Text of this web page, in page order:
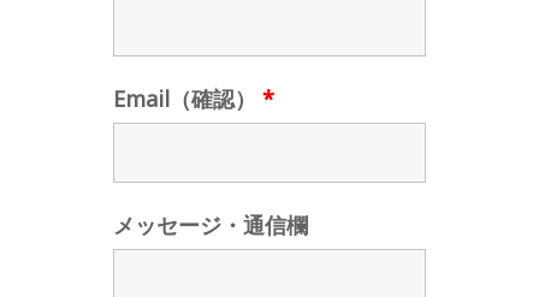
Email（確認） *
メッセージ・通信欄